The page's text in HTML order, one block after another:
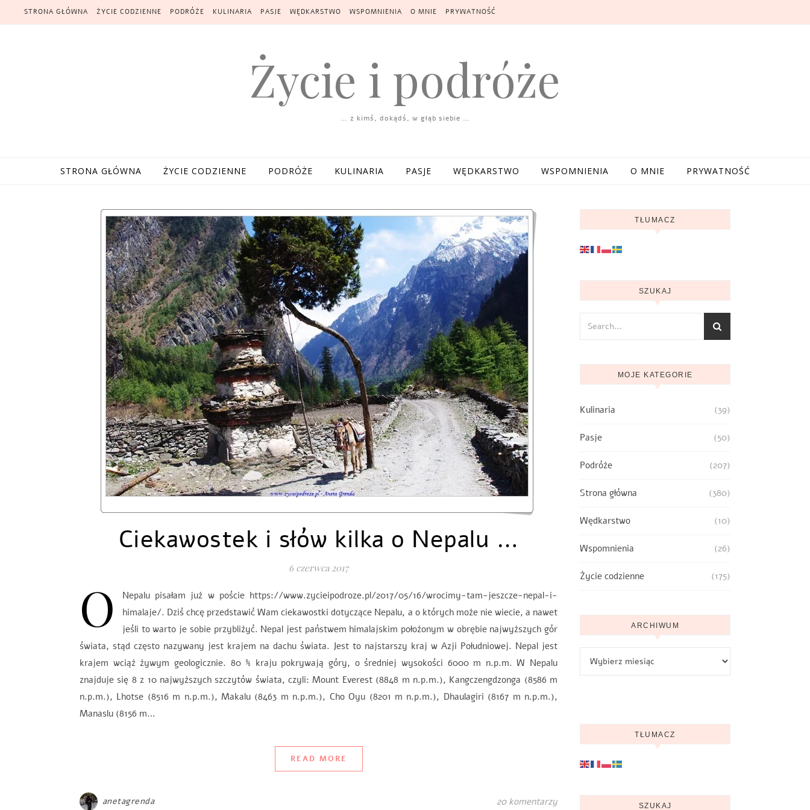
Skip to content
STRONA GŁÓWNA ŻYCIE CODZIENNE PODRÓŻE KULINARIA PASJE WĘDKARSTWO WSPOMNIENIA O MNIE PRYWATNOŚĆ
Życie i podróże
… z kimś, dokądś, w głąb siebie …
STRONA GŁÓWNA ŻYCIE CODZIENNE PODRÓŻE KULINARIA PASJE WĘDKARSTWO WSPOMNIENIA O MNIE PRYWATNOŚĆ
Ciekawostek i słów kilka o Nepalu …
6 czerwca 2017
O
Nepalu pisałam już w poście https://www.zycieipodroze.pl/2017/05/16/wrocimy-tam-jeszcze-nepal-i-
himalaje/. Dziś chcę przedstawić Wam ciekawostki dotyczące Nepalu, a o których może nie wiecie, a nawet
jeśli to warto je sobie przybliżyć. Nepal jest państwem himalajskim położonym w obrębie najwyższych gór
świata, stąd często nazywany jest krajem na dachu świata. Jest to najstarszy kraj w Azji Południowej. Nepal jest
krajem wciąż żywym geologicznie. 80 % kraju pokrywają góry, o średniej wysokości 6000 m n.p.m. W Nepalu
znajduje się 8 z 10 najwyższych szczytów świata, czyli: Mount Everest (8848 m n.p.m.), Kangczengdzonga (8586 m
n.p.m.), Lhotse (8516 m n.p.m.), Makalu (8463 m n.p.m.), Cho Oyu (8201 m n.p.m.), Dhaulagiri (8167 m n.p.m.),
Manaslu (8156 m…
READ MORE
anetagrenda 20 komentarzy
TŁUMACZ
SZUKAJ
MOJE KATEGORIE
Kulinaria (39)
Pasje (50)
Podróże (207)
Strona główna (380)
Wędkarstwo (10)
Wspomnienia (26)
Życie codzienne (175)
ARCHIWUM
TŁUMACZ
SZUKAJ